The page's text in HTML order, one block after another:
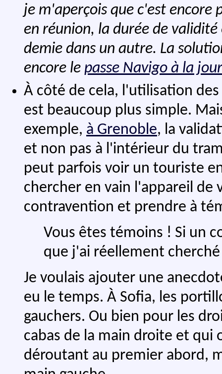
je m'aperçois que c'est encore
en réunion, la durée de validité
demie dans un autre. La
encore le passe Navigo à la
À côté de cela, l'utilisation
est beaucoup plus simple.
exemple, à Grenoble, la
et non pas à l'intérieur du
peut parfois voir un touriste
chercher en vain l'appareil de
contravention et prendre à
Vous êtes témoins ! Si un
que j'ai réellement
Je voulais ajouter une
eu le temps. À Sofia, les
gauchers. Ou bien pour les
cabas de la main droite et qui
déroutant au premier abord,